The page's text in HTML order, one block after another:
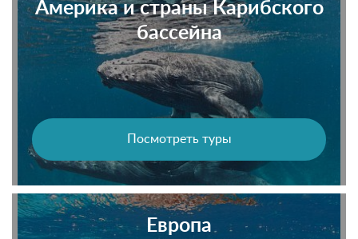
Америка и страны Карибского
бассейна
Посмотреть туры
Европа